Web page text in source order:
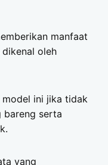
manfaat
oleh
model ini jika tidak
bareng serta
yang